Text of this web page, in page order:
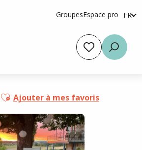
GroupesEspace pro FR
es
Ajouter aux favoris
Ajouter à mes favoris